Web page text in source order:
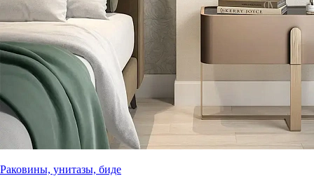
Раковины, унитазы, биде